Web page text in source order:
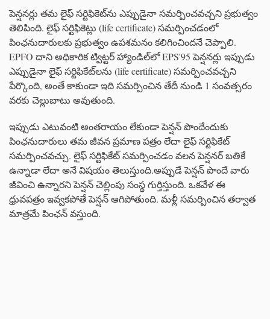
పెన్షనర్లు తమ లైఫ్ సర్టిఫికెట్‌ను ఎప్పుడైనా సమర్పించవచ్చని ప్రభుత్వం
తెలిపింది. లైఫ్ సర్టిఫికెట్లు (life certificate) సమర్పించడంలో
పింఛనుదారులకు ప్రభుత్వం ఉపశమనం కలిగించిందనే చెప్పాలి.
EPFO ​​దాని అధికారిక ట్విట్టర్ హ్యాండిల్‌లో EPS'95 పెన్షనర్లు ఇప్పుడు
ఎప్పుడైనా లైఫ్ సర్టిఫికేట్‌లను (life certificate) సమర్పించవచ్చని
పేర్కొంది, అంతే కాకుండా ఇది సమర్పించిన తేదీ నుండి 1 సంవత్సరం
వరకు చెల్లుబాటు అవుతుంది.
ఇప్పుడు ఎటువంటి అంతరాయం లేకుండా పెన్షన్ పొందేందుకు
పింఛనుదారులు తమ జీవన ప్రమాణ పత్రం లేదా లైఫ్ సర్టిఫికేట్
సమర్పించవచ్చు. లైఫ్ సర్టిఫికేట్ సమర్పించడం వలన పెన్షనర్ బతికే
ఉన్నాడా లేదా అనే విషయం తెలుస్తుంది.అప్పుడే పెన్షన్ పొందే వారు
జీవించి ఉన్నారని పెన్షన్ చెల్లింపు సంస్థ గుర్తిస్తుంది. ఒకవేళ ఈ
ధ్రువపత్రం ఇవ్వకపోతే పెన్షన్ ఆగిపోతుంది. మళ్లీ సమర్పించిన తర్వాత
మాత్రమే పింఛన్ వస్తుంది.